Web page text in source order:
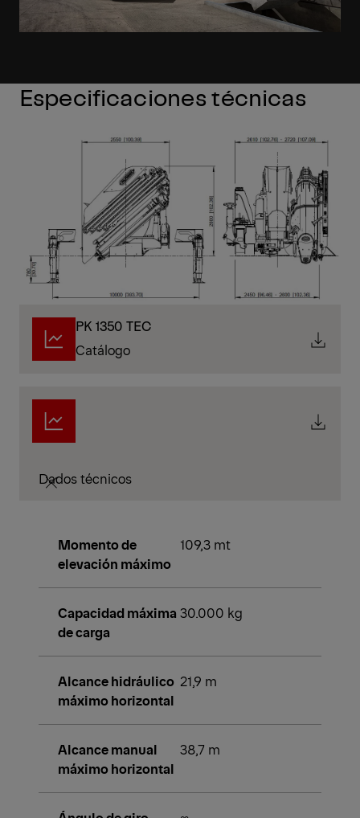
Especificaciones técnicas
PK 1350 TEC
Catálogo
Dados técnicos
Momento de
elevación máximo
109,3 mt
Capacidad máxima
de carga
30.000 kg
Alcance hidráulico
máximo horizontal
21,9 m
Alcance manual
máximo horizontal
38,7 m